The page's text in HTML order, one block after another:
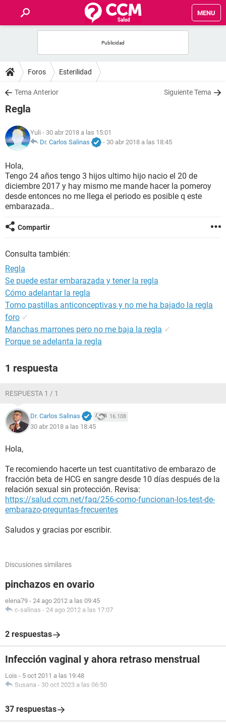
MENU
FOROS
SALUD
FAMILIA
NUTRICIÓN
BIENESTAR
SEXUALIDAD
GLOSARIO
Foros Esterilidad
Tema Anterior Siguiente Tema
Regla
Yuli - 30 abr 2018 a las 15:01
Dr. Carlos Salinas
- 30 abr 2018 a las 18:45
Hola,
Tengo 24 años tengo 3 hijos ultimo hijo nacio el 20 de
diciembre 2017 y hay mismo me mande hacer la pomeroy
desde entonces no me llega el periodo es posible q este
embarazada..
Compartir
Consulta también:
Regla
Se puede estar embarazada y tener la regla
Cómo adelantar la regla
Tomo pastillas anticonceptivas y no me ha bajado la regla
foro ✓
Manchas marrones pero no me baja la regla ✓
Porque se adelanta la regla
1 respuesta
RESPUESTA 1 / 1
Dr. Carlos Salinas 16.108
30 abr 2018 a las 18:45
Hola,
Te recomiendo hacerte un test cuantitativo de embarazo de
fracción beta de HCG en sangre desde 10 días después de la
relación sexual sin protección. Revisa:
https://salud.ccm.net/faq/256-como-funcionan-los-test-de-
embarazo-preguntas-frecuentes
Saludos y gracias por escribir.
Discusiones similares
pinchazos en ovario
elena79 - 24 ago 2012 a las 09:45
c-salinas - 24 ago 2012 a las 17:07
2 respuestas
Infección vaginal y ahora retraso menstrual
Lois - 5 oct 2011 a las 19:48
Susana - 30 oct 2023 a las 06:50
37 respuestas